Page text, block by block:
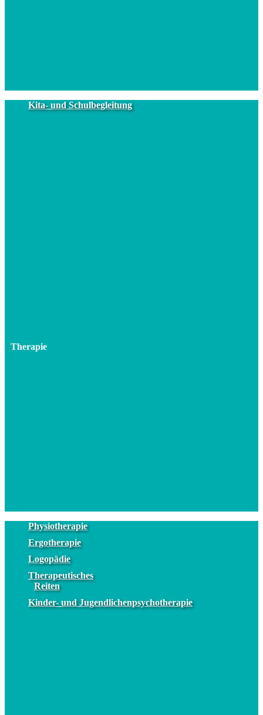
Kita- und Schulbegleitung
Therapie
Physiotherapie
Ergotherapie
Logopädie
Therapeutisches
Reiten
Kinder- und Jugendlichenpsychotherapie